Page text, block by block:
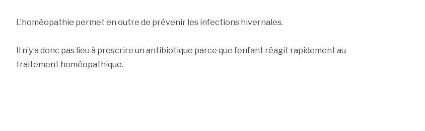
L’homéopathie permet en outre de prévenir les infections hivernales.
Il n’y a donc pas lieu à prescrire un antibiotique parce que l’enfant réagit rapidement au
traitement homéopathique.